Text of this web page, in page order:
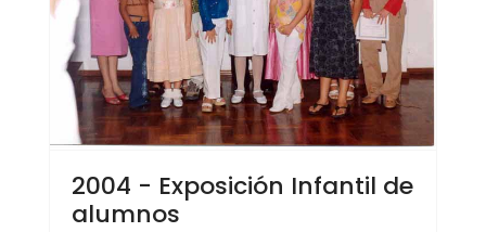
2004 - Exposición Infantil de
alumnos